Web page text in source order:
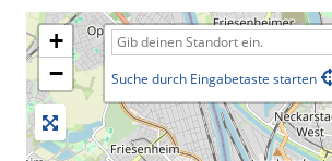
+
−
Suche durch Eingabetaste starten